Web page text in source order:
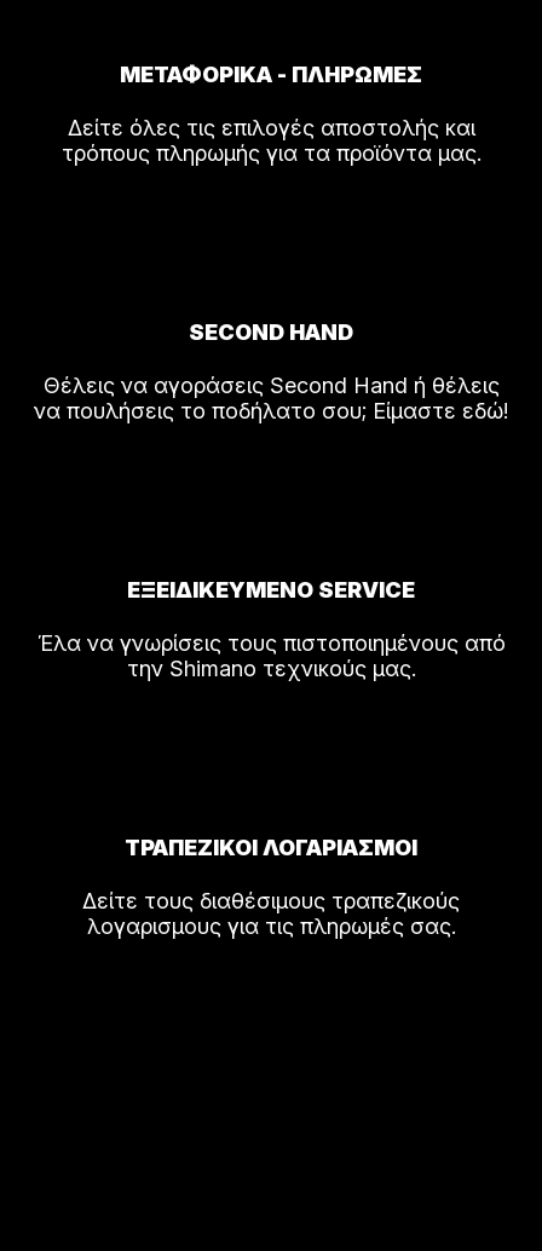
ΜΕΤΑΦΟΡΙΚΑ - ΠΛΗΡΩΜΕΣ
Δείτε όλες τις επιλογές αποστολής και
τρόπους πληρωμής για τα προϊόντα μας.
SECOND HAND
Θέλεις να αγοράσεις Second Hand ή θέλεις
να πουλήσεις το ποδήλατο σου; Είμαστε εδώ!
ΕΞΕΙΔΙΚΕΥΜΕΝΟ SERVICE
Έλα να γνωρίσεις τους πιστοποιημένους από
την Shimano τεχνικούς μας.
ΤΡΑΠΕΖΙΚΟΙ ΛΟΓΑΡΙΑΣΜΟΙ
Δείτε τους διαθέσιμους τραπεζικούς
λογαρισμους για τις πληρωμές σας.